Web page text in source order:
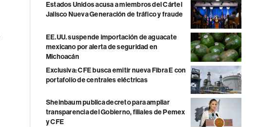
Estados Unidos acusa a miembros del Cártel
Jalisco Nueva Generación de tráfico y fraude
EE.UU. suspende importación de aguacate
mexicano por alerta de seguridad en
Michoacán
Exclusiva: CFE busca emitir nueva Fibra E con
portafolio de centrales eléctricas
Sheinbaum publica decreto para ampliar
transparencia del Gobierno, filiales de Pemex
y CFE